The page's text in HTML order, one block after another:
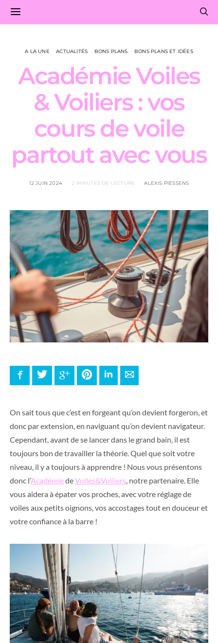
A LA UNE ACTUALITÉS BONS PLANS BONS PLANS ET IDÉES
Académie Voiles
& Voiliers : vos
cours de voile
partout avec vous
12 JUIN 2024 2 MINUTES DE LECTURE ALEXIS PIESSENS
FacebookTwitter Google+ PinterestLinkedInE-mail
On sait tous que c’est en forgeant qu’on devient forgeron, et
donc par extension, en naviguant qu’on devient navigateur.
Cependant, avant de se lancer dans le grand bain, il est
toujours bon de travailler la théorie. Quel que soit votre
niveau, il y a toujours à apprendre ! Nous vous présentons
donc l’AcadémiedeVoiles&Voiliers , notre partenaire. Elle
vous aidera à épater vos proches, avec votre réglage de
voiles aux petits oignons, vos accostages tout en douceur et
votre confiance à la barre !